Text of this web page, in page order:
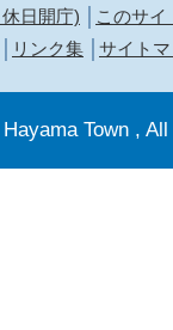
日開庁)
このサイ
リンク集 サイト
Town ,